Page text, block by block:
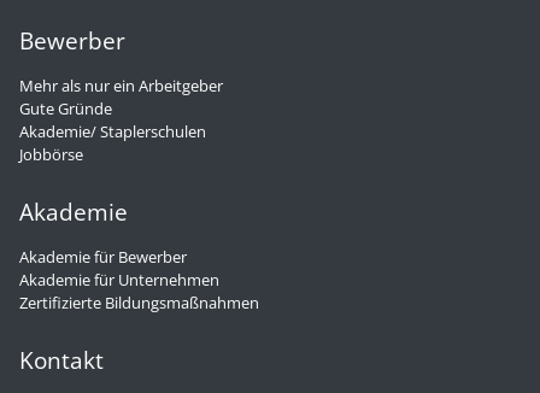
Bewerber
Mehr als nur ein Arbeitgeber
Gute Gründe
Akademie/ Staplerschulen
Jobbörse
Akademie
Akademie für Bewerber
Akademie für Unternehmen
Zertifizierte Bildungsmaßnahmen
Kontakt